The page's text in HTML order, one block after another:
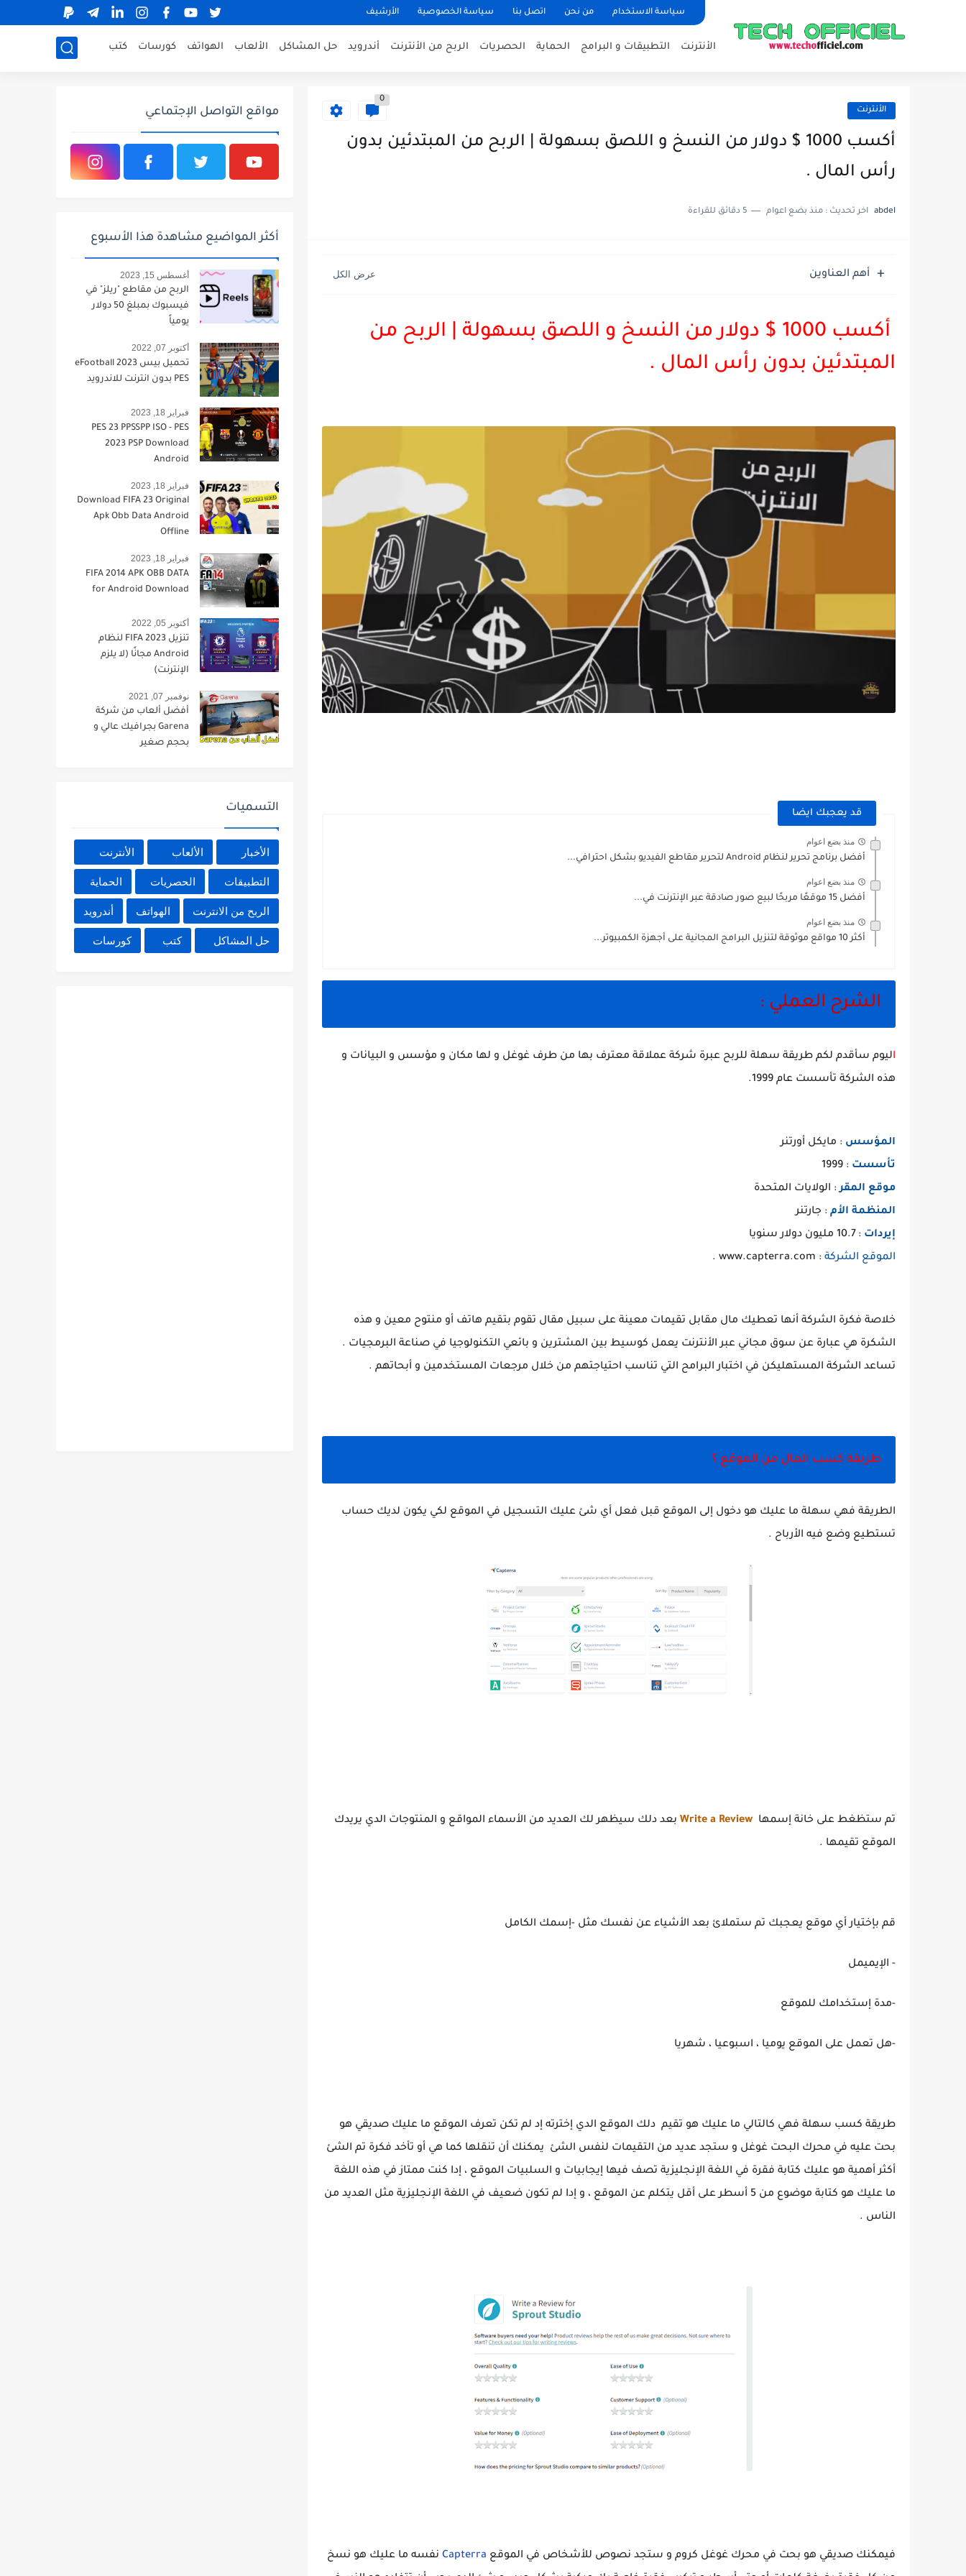
سياسة الاستخدام من نحن اتصل بنا سياسة الخصوصية الأرشيف
الأنترنت التطبيقات و البرامج الحماية الحصريات الربح من الأنترنت أندرويد حل المشاكل الألعاب الهواتف كورسات كتب
الأنترنت
0
أكسب 1000 $ دولار من النسخ و اللصق بسهولة | الربح من المبتدئين بدون
رأس المال .
abdel اخر تحديث : منذ بضع اعوام 5 دقائق للقراءة
أهم العناوين
أكسب 1000 $ دولار من النسخ و اللصق بسهولة | الربح من
المبتدئين بدون رأس المال .
قد يعجبك ايضا
منذ بضع اعوام
أفضل برنامج تحرير لنظام Android لتحرير مقاطع الفيديو بشكل احترافي...
منذ بضع اعوام
أفضل 15 موقعًا مربحًا لبيع صور صادقة عبر الإنترنت في...
منذ بضع اعوام
أكثر 10 مواقع موثوقة لتنزيل البرامج المجانية على أجهزة الكمبيوتر...
الشرح العملي :
اليوم سأقدم لكم طريقة سهلة للربح عبرة شركة عملاقة معترف بها من طرف غوغل و لها مكان و مؤسس و البيانات و
هذه الشركة تأسست عام 1999.
المؤسس : مايكل أورتنر
تأسست : 1999
موقع المقر: الولايات المتحدة
المنظمة الأم : جارتنر
إيردات : 10.7 مليون دولار سنويا
الموقع الشركة : www.capterra.com .
خلاصة فكرة الشركة أنها تعطيك مال مقابل تقيمات معينة على سبيل مقال تقوم بتقيم هاتف أو منتوح معين و هذه
الشكرة هي عبارة عن سوق مجاني عبر الأنترنت يعمل كوسيط بين المشترين و بائعي التكنولوجيا في صناعة البرمجيات .
تساعد الشركة المستهليكن في اختبار البرامح التي تناسب احتياجتهم من خلال مرجعات المستخدمين و أبحاتهم .
طريقة كسب المال من الموقع ؟
الطريقة فهي سهلة ما عليك هو دخول إلى الموقع قبل فعل أي شئ عليك التسجيل في الموقع لكي يكون لديك حساب
تستطيع وضع فيه الأرباح .
تم ستظغط على خانة إسمها Write a Review بعد دلك سيظهر لك العديد من الأسماء المواقع و المنتوجات الدي يريدك
الموقع تقيمها .
قم بإختيار أي موقع يعجبك تم ستملائ بعد الأشياء عن نفسك مثل -إسمك الكامل
- الإيميمل
-مدة إستخدامك للموقع
-هل تعمل على الموقع يوميا ، اسبوعيا ، شهريا
طريقة كسب سهلة فهي كالتالي ما عليك هو تقيم دلك الموقع الدي إخترته إد لم تكن تعرف الموقع ما عليك صديقي هو
بحت عليه في محرك البحت غوغل و ستجد عديد من التقيمات لنفس الشئ يمكنك أن تنقلها كما هي أو تأخد فكرة تم الشئ
أكثر أهمية هو عليك كتابة فقرة في اللغة الإنجليزية تصف فيها إيجابيات و السلبيات الموقع ، إدا كنت ممتاز في هذه اللغة
ما عليك هو كتابة موضوع من 5 أسطر على أقل يتكلم عن الموقع ، و إدا لم تكون ضعيف في اللغة الإنجليزية مثل العديد من
الناس .
فيمكنك صديقي هو بحت في محرك غوغل كروم و ستجد نصوص للأشخاص في الموقع Capterra نفسه ما عليك هو نسخ
مواقع التواصل الإجتماعي
أكثر المواضيع مشاهدة هذا الأسبوع
أغسطس 15, 2023
الربح من مقاطع "ريلز" في
فيسبوك بمبلغ 50 دولار
يومياً
أكتوبر 07, 2022
تحميل بيس 2023 eFootball
PES بدون انترنت للاندرويد
فبراير 18, 2023
PES 23 PPSSPP ISO - PES
2023 PSP Download
Android
فبراير 18, 2023
Download FIFA 23 Original
Apk Obb Data Android
Offline
فبراير 18, 2023
FIFA 2014 APK OBB DATA
for Android Download
أكتوبر 05, 2022
تنزيل FIFA 2023 لنظام
Android مجانًا (لا يلزم
الإنترنت)
نوفمبر 07, 2021
أفضل ألعاب من شركة
Garena بجرافيك عالي و
بحجم صغير
التسميات
الأخبار الألعاب الأنترنت
التطبيقات الحصريات الحماية
الربح من الانترنت الهواتف أندرويد
حل المشاكل كتب كورسات